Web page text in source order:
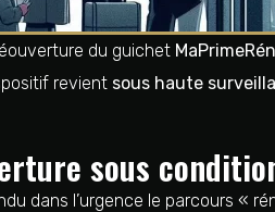
du guichet
revient sous haute
sous
dans l’urgence le parcours «